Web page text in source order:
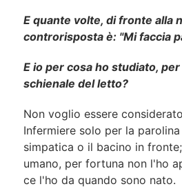
E quante volte, di fronte alla
controrisposta è: "Mi faccia
E io per cosa ho studiato,
schienale del letto?
Non voglio essere
Infermiere solo per la
simpatica o il bacino in
umano, per fortuna non l'ho
ce l'ho da quando sono nato.